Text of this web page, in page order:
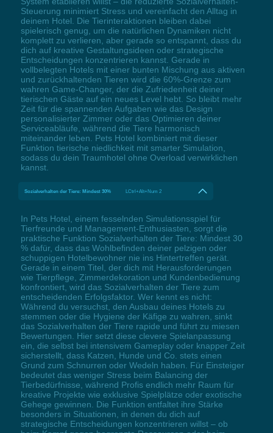
Steuerung minimiert Stress und vereinfacht den Alltag in
deinem Hotel. Die Tierinteraktionen bleiben dabei
spielerisch genug, um die natürlichen Dynamiken nicht
komplett zu verlieren, aber gerade so entspannt, dass du
dich auf kreative Gestaltungsideen oder strategische
Entscheidungen konzentrieren kannst. Gerade in
vollbelegten Hotels mit einer bunten Mischung aus aktiven
und zurückhaltenden Tieren wird die 60%-Grenze zum
wahren Game-Changer, der die Zufriedenheit deiner
tierischen Gäste auf ein neues Level hebt. So bleibt mehr
Zeit für die spannenden Aufgaben wie das Design
personalisierter Zimmer oder das Optimieren deiner
Serviceabläufe, während die Tiere harmonisch
miteinander leben. Pets Hotel kombiniert mit dieser
Funktion tierische niedlichkeit mit smarter Simulation,
sodass du dein Traumhotel ohne Overload verwirklichen
kannst.
Sozialverhalten der Tiere: Mindest 30% LCtrl+Alt+Num 2
In Pets Hotel, einem fesselnden Simulationsspiel für
Tierfreunde und Management-Enthusiasten, sorgt die
praktische Funktion Sozialverhalten der Tiere: Mindest 30
% dafür, dass das Wohlbefinden deiner pelzigen oder
schuppigen Hotelbewohner nie ins Hintertreffen gerät.
Gerade in einem Titel, der dich mit Herausforderungen
wie Tierpflege, Zimmerdekoration und Kundenbedienung
konfrontiert, wird das Sozialverhalten der Tiere zum
entscheidenden Erfolgsfaktor. Wer kennt es nicht:
Während du versuchst, den Ausbau deines Hotels zu
stemmen oder die Hygiene der Käfige zu wahren, sinkt
das Sozialverhalten der Tiere rapide und führt zu miesen
Bewertungen. Hier setzt diese clevere Spielanpassung
ein, die selbst bei intensivem Gameplay oder knapper Zeit
sicherstellt, dass Katzen, Hunde und Co. stets einen
Grund zum Schnurren oder Wedeln haben. Für Einsteiger
bedeutet das weniger Stress beim Balancing der
Tierbedürfnisse, während Profis endlich mehr Raum für
kreative Projekte wie exklusive Spielplätze oder exotische
Gehege gewinnen. Die Funktion entfaltet ihre Stärke
besonders in Situationen, in denen du dich auf
strategische Entscheidungen konzentrieren willst – ob